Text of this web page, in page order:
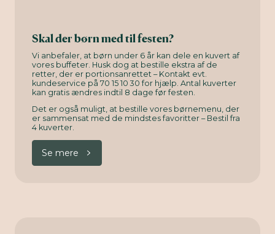
Skal der børn med til festen?
Vi anbefaler, at børn under 6 år kan dele en kuvert af
vores buffeter. Husk dog at bestille ekstra af de
retter, der er portionsanrettet – Kontakt evt.
kundeservice på 70 15 10 30 for hjælp. Antal kuverter
kan gratis ændres indtil 8 dage før festen.
Det er også muligt, at bestille vores børnemenu, der
er sammensat med de mindstes favoritter – Bestil fra
4 kuverter.
Se mere